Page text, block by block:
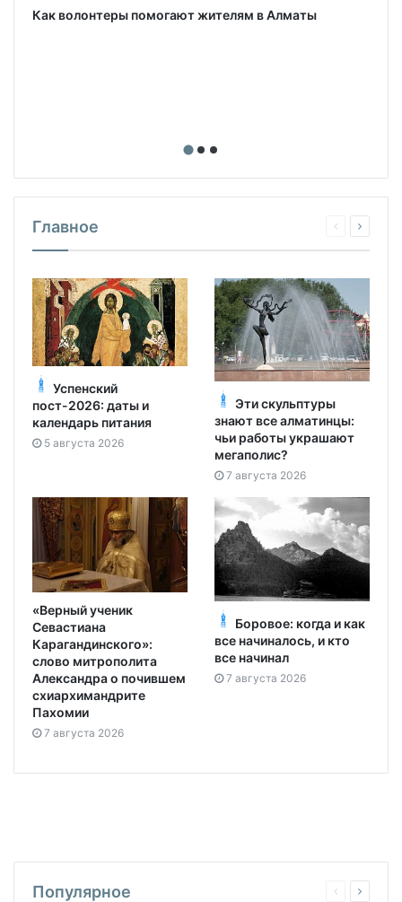
Как волонтеры помогают жителям в Алматы
Главное
Успенский
пост-2026: даты и
календарь питания
5 августа 2026
Эти скульптуры
знают все алматинцы:
чьи работы украшают
мегаполис?
7 августа 2026
«Верный ученик
Севастиана
Карагандинского»:
слово митрополита
Александра о почившем
схиархимандрите
Пахомии
7 августа 2026
Боровое: когда и как
все начиналось, и кто
все начинал
7 августа 2026
Популярное